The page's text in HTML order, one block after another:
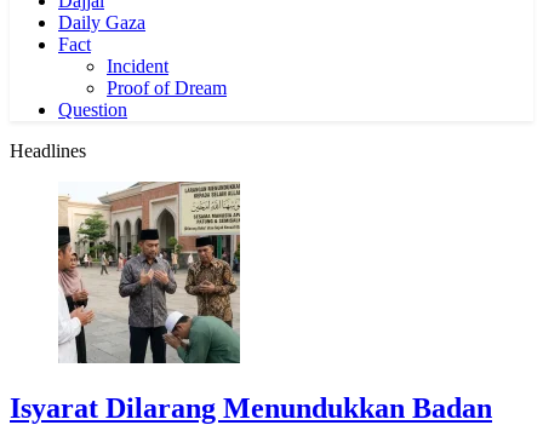
Daily Gaza
Fact
Incident
Proof of Dream
Question
Headlines
Isyarat Dilarang Menundukkan Badan